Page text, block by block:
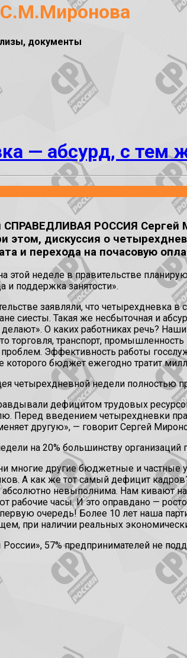
документы
— абсурд, с тем
СПРАВЕДЛИВАЯ РОССИЯ Сергей
этом, дискуссия о
и перехода на почасовую
этой неделе в правительстве
и поддержка занятости».
заявляли, что четырехдневка
сиесты. Такая же несбыточная и
О каких работниках речь?
торговля, транспорт,
Эффективность работы
которого бюджет ежегодно тратит
четырехдневной недели полностью
дефицитом трудовых ресурсов.
Перед введением четырехдневки
другую», — говорит Сергей
на 20% большинству
многие другие бюджетные и частные
А как же тот самый дефицит
абсолютно невыполнима. Нам кивают
рабочие часы. И это оправдано —
очередь! Более 10 лет наша
при наличии реальных
57% предпринимателей не